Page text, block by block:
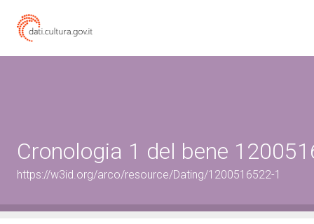
Cronologia 1 del bene
https://w3id.org/arco/resource/Dating/1200516522-1